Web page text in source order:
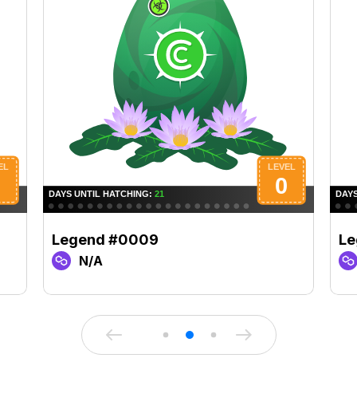
Legend #0009
N/A